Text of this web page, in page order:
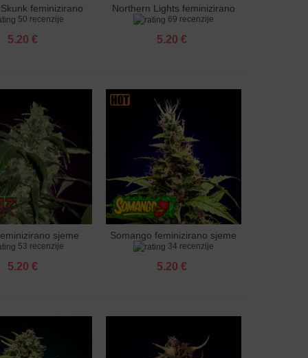
košaricufeminizirano
sjeme
50 recenzije
5.20 €
Dodaj u košaricu
Northern Lights feminizirano
sjeme
69 recenzije
5.20 €
košaricu sjeme
53 recenzije
5.20 €
Dodaj u košaricu
Somango feminizirano sjeme
34 recenzije
5.20 €